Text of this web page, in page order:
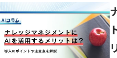
「ナレッジマネジメントにAI